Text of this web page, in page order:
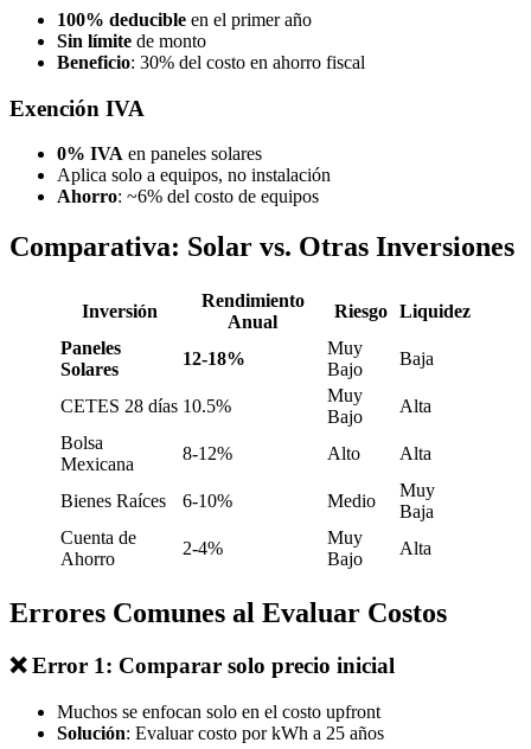
100% deducible en el primer año
Sin límite de monto
Beneficio: 30% del costo en ahorro fiscal
Exención IVA
0% IVA en paneles solares
Aplica solo a equipos, no instalación
Ahorro: ~6% del costo de equipos
Comparativa: Solar vs. Otras Inversiones
Inversión
Rendimiento
Anual
Riesgo Liquidez
Paneles
Solares
12-18%
Muy
Bajo
Baja
CETES 28 días 10.5%
Muy
Bajo
Alta
Bolsa
Mexicana
8-12% Alto Alta
Bienes Raíces 6-10% Medio
Muy
Baja
Cuenta de
Ahorro
2-4%
Muy
Bajo
Alta
Errores Comunes al Evaluar Costos
❌ Error 1: Comparar solo precio inicial
Muchos se enfocan solo en el costo upfront
Solución: Evaluar costo por kWh a 25 años